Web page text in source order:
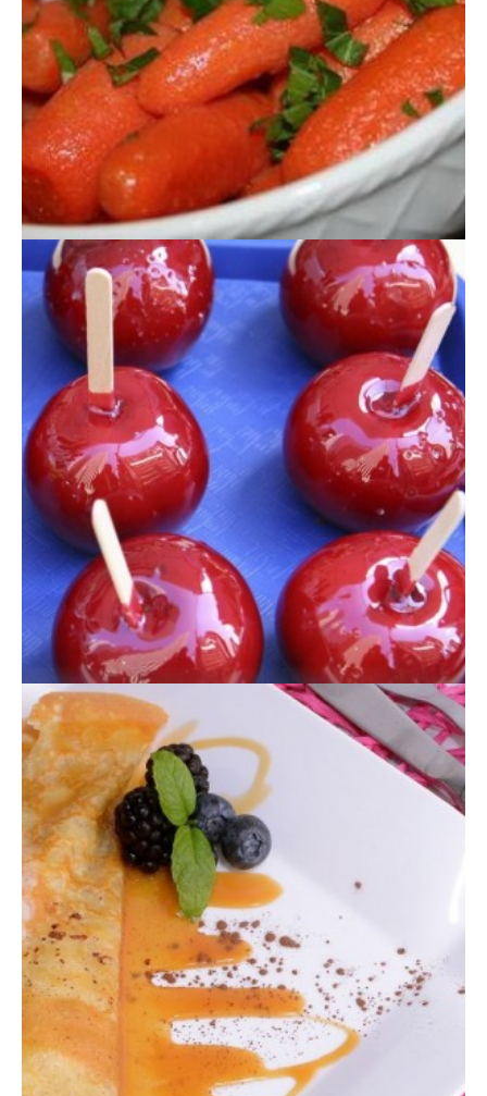
MANZANA CARAMELIZADA
CREPES RELLENAS DE FRUTA
CARAMELIZADA